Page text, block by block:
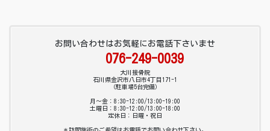
お問い合わせはお気軽にお電話下さいませ
076-249-0039
大川接骨院
石川県金沢市八日市4丁目171-1
（駐車場5台完備）
月～金：8:30-12:00/13:00-19:00
土曜日：8:30-12:00/13:00-18:00
定休日：日曜・祝日
＊訪問施術のご希望はお電話でお問い合わせ下さい。